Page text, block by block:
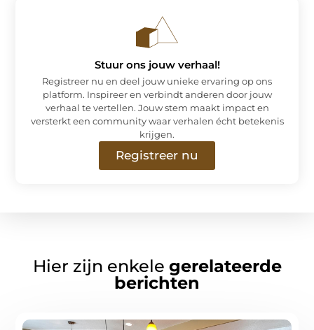
Stuur ons jouw verhaal!
Registreer nu en deel jouw unieke ervaring op ons
platform. Inspireer en verbindt anderen door jouw
verhaal te vertellen. Jouw stem maakt impact en
versterkt een community waar verhalen écht betekenis
krijgen.
Registreer nu
Hier zijn enkele gerelateerde
berichten